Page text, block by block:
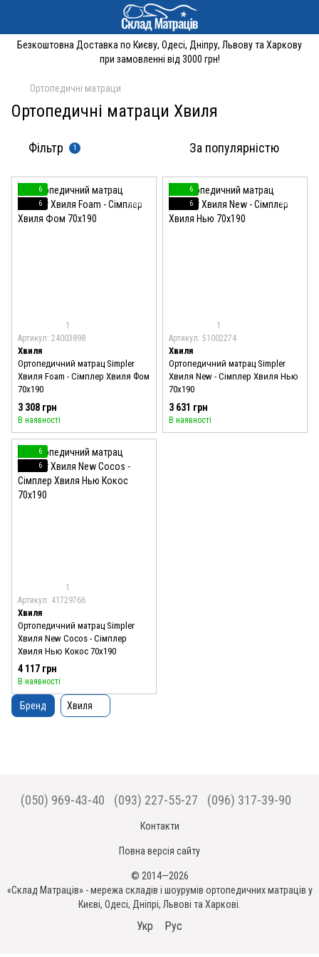
Безкоштовна Доставка по Києву, Одесі, Дніпру, Львову та Харкову
при замовленні від 3000 грн!
Ортопедичні матраци
Ортопедичні матраци Хвиля
Фільтр 1 За популярністю
6
6
1
Артикул: 24003898
Хвиля
Ортопедичний матрац Simpler
Хвиля Foam - Сімплер Хвиля Фом
70x190
3 308 грн
В наявності
6
6
1
Артикул: 51002274
Хвиля
Ортопедичний матрац Simpler
Хвиля New - Сімплер Хвиля Нью
70x190
3 631 грн
В наявності
6
6
1
Артикул: 41729766
Хвиля
Ортопедичний матрац Simpler
Хвиля New Cocos - Сімплер
Хвиля Нью Кокос 70x190
4 117 грн
В наявності
Бренд Хвиля
(050) 969-43-40 (093) 227-55-27 (096) 317-39-90
Контакти
Повна версія сайту
© 2014—2026
«Склад Матраців» - мережа складів і шоурумів ортопедичних матраців у
Києві, Одесі, Дніпрі, Львові та Харкові.
Укр Рус